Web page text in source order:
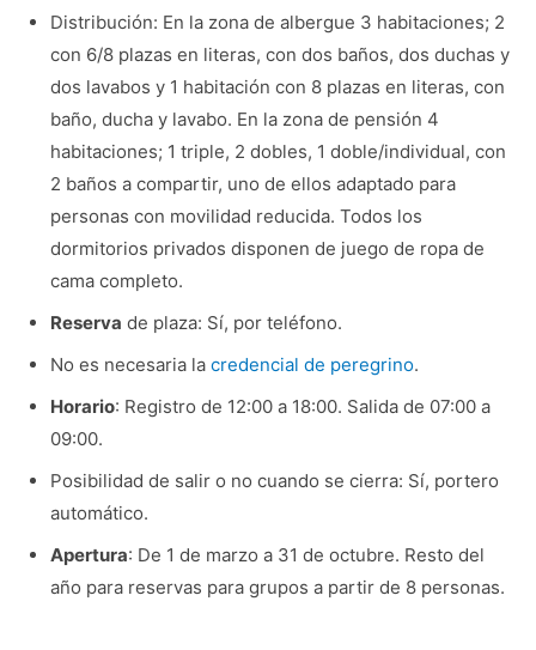
Distribución: En la zona de albergue 3 habitaciones; 2
con 6/8 plazas en literas, con dos baños, dos duchas y
dos lavabos y 1 habitación con 8 plazas en literas, con
baño, ducha y lavabo. En la zona de pensión 4
habitaciones; 1 triple, 2 dobles, 1 doble/individual, con
2 baños a compartir, uno de ellos adaptado para
personas con movilidad reducida. Todos los
dormitorios privados disponen de juego de ropa de
cama completo.
Reserva de plaza: Sí, por teléfono.
No es necesaria la credencial de peregrino.
Horario: Registro de 12:00 a 18:00. Salida de 07:00 a
09:00.
Posibilidad de salir o no cuando se cierra: Sí, portero
automático.
Apertura: De 1 de marzo a 31 de octubre. Resto del
año para reservas para grupos a partir de 8 personas.